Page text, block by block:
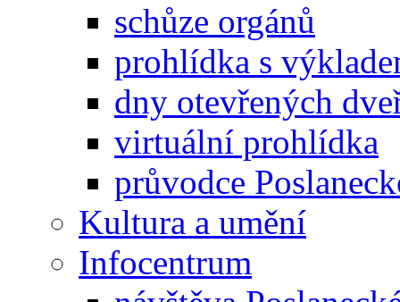
schůze orgánů
prohlídka s
dny otevřených
virtuální prohlídka
průvodce
Kultura a umění
Infocentrum